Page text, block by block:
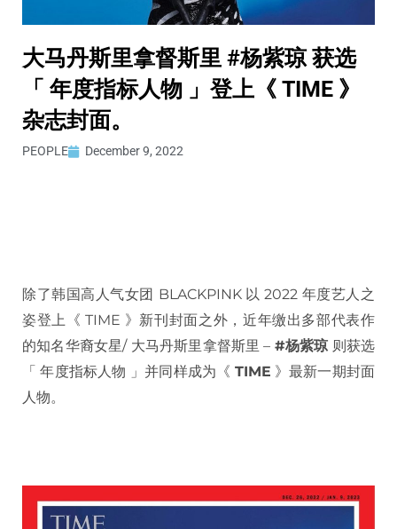
大马丹斯里拿督斯里 #杨紫琼 获选
「 年度指标人物 」登上《 TIME 》
杂志封面。
PEOPLE December 9, 2022
除了韩国高人气女团 BLACKPINK 以 2022 年度艺人之
姿登上《 TIME 》新刊封面之外，近年缴出多部代表作
的知名华裔女星/ 大马丹斯里拿督斯里 – #杨紫琼 则获选
「 年度指标人物 」并同样成为《 TIME 》最新一期封面
人物。